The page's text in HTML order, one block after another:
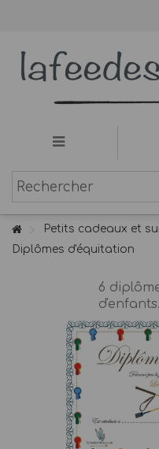
Petits cadeaux et
Diplômes d'équitation
6
d'enfants.